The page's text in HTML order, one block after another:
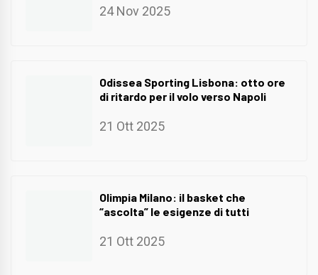
24 Nov 2025
Odissea Sporting Lisbona: otto ore
di ritardo per il volo verso Napoli
21 Ott 2025
Olimpia Milano: il basket che
“ascolta” le esigenze di tutti
21 Ott 2025